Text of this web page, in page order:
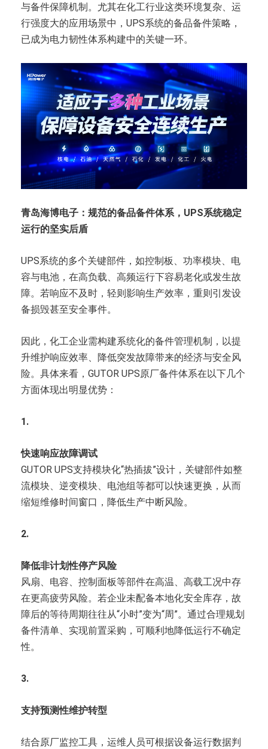
与备件保障机制。尤其在化工行业这类环境复杂、运
行强度大的应用场景中，UPS系统的备品备件策略，
已成为电力韧性体系构建中的关键一环。
青岛海博电子： 规范的备品备件体系，UPS系统稳定
运行的坚实后盾
UPS系统的多个关键部件，如控制板、功率模块、电
容与电池，在高负载、高频运行下容易老化或发生故
障。若响应不及时，轻则影响生产效率，重则引发设
备损毁甚至安全事件。
因此，化工企业需构建系统化的备件管理机制，以提
升维护响应效率、降低突发故障带来的经济与安全风
险。具体来看，GUTOR UPS原厂备件体系在以下几个
方面体现出明显优势：
1.
快速响应故障调试
GUTOR UPS支持模块化“热插拔”设计，关键部件如整
流模块、逆变模块、电池组等都可以快速更换，从而
缩短维修时间窗口，降低生产中断风险。
2.
降低非计划性停产风险
风扇、电容、控制面板等部件在高温、高载工况中存
在更高疲劳风险。若企业未配备本地化安全库存，故
障后的等待周期往往从“小时”变为“周”。通过合理规划
备件清单、实现前置采购，可顺利地降低运行不确定
性。
3.
支持预测性维护转型
结合原厂监控工具，运维人员可根据设备运行数据判